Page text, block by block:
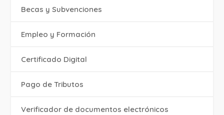
Becas y Subvenciones
Empleo y Formación
Certificado Digital
Pago de Tributos
Verificador de documentos electrónicos